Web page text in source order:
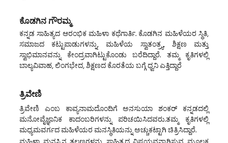
ಕೊಡಗಿನ ಗೌರಮ್ಮ
ಕನ್ನಡ ಸಾಹಿತ್ಯದ ಆರಂಭಿಕ ಮಹಿಳಾ ಕಥೆಗಾರ್ತಿ. ಕೊಡಗಿನ ಮಹಿಳೆಯರ ಸ್ಥಿತಿ,
ಸಮಾಜದ ಕಟ್ಟುಪಾಡುಗಳನ್ನು, ಮಹಿಳೆಯ ಸ್ವಾತಂತ್ರ್ಯ, ಶಿಕ್ಷಣ ಮತ್ತು
ಸ್ವಾಭಿಮಾನವನ್ನು ಕೇಂದ್ರವಾಗಿಟ್ಟುಕೊಂಡು ಬರೆದಿದ್ದಾರೆ. ತಮ್ಮ ಕೃತಿಗಳಲ್ಲಿ
ಬಾಲ್ಯವಿವಾಹ, ಲಿಂಗಭೇದ, ಶಿಕ್ಷಣದ ಕೊರತೆಯ ಬಗ್ಗೆ ಧ್ವನಿ ಎತ್ತಿದ್ದಾರೆ
ತ್ರಿವೇಣಿ
ತ್ರಿವೇಣಿ ಎಂಬ ಕಾವ್ಯನಾಮದೊಂದಿಗೆ ಅನಸುಯಾ ಶಂಕರ್ ಕನ್ನಡದಲ್ಲಿ
ಮನೋವೈಜ್ಞಾನಿಕ ಕಾದಂಬರಿಗಳನ್ನು ಪರಿಚಯಿಸಿದವರು.ತಮ್ಮ ಕೃತಿಗಳಲ್ಲಿ
ಮಧ್ಯಮವರ್ಗದ ಮಹಿಳೆಯರ ಮನಸ್ಥಿತಿಯನ್ನು ಅಚ್ಚುಕಟ್ಟಾಗಿ ಚಿತ್ರಿಸಿದ್ದಾರೆ.